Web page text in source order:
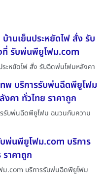
านเย็นประหยัดไฟ สั่ง รับ
ที่ รับพ่นพียูโฟม.com
ะหยัดไฟ สั่ง รับฉีดพ่นโฟมหลังคา
พ บริการรับพ่นฉีดพียูโฟม
คา ทั่วไทย ราคาถูก
รับพ่นฉีดพียูโฟม ฉนวนกันความ
พ่นพียูโฟม.com บริการ
าคาถูก
.com บริการรับพ่นฉีดพียูโฟม